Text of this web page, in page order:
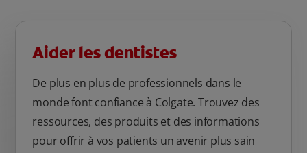
Aider les dentistes
De plus en plus de professionnels dans le
monde font confiance à Colgate. Trouvez des
ressources, des produits et des informations
pour offrir à vos patients un avenir plus sain